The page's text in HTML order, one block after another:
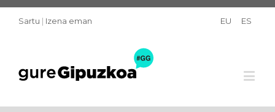
Sartu | Izena eman EU ES